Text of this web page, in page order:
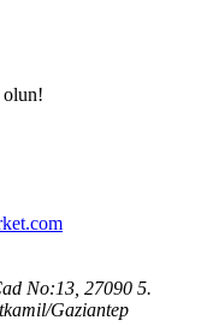
olun!
No:13, 27090 5.
Gaziantep